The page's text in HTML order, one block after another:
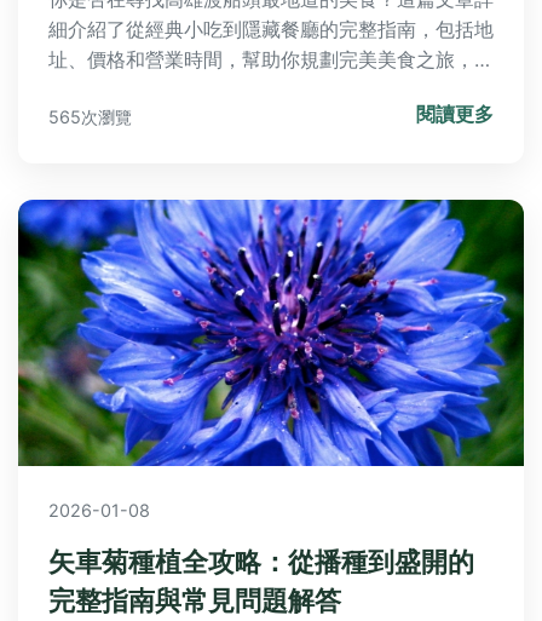
細介紹了從經典小吃到隱藏餐廳的完整指南，包括地
址、價格和營業時間，幫助你規劃完美美食之旅，避
565次瀏覽 閱讀更多
2026-01-08
矢車菊種植全攻略：從播種到盛開的
完整指南與常見問題解答